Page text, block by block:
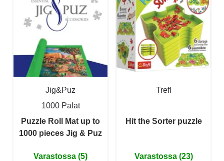
Jig&Puz
1000 Palat
Puzzle Roll Mat up to
1000 pieces Jig & Puz
Varastossa (5)
Trefl
Hit the Sorter puzzle
Varastossa (23)